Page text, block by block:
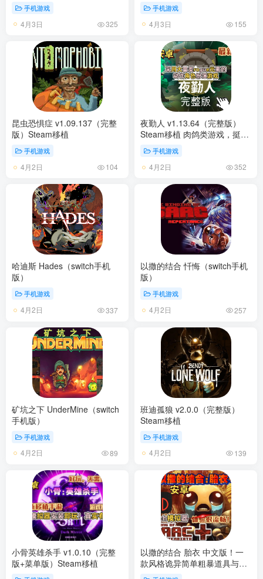
手机游戏
4月3日 325
手机游戏
4月3日 155
昆虫恐惧症 v1.09.137（完整
版）Steam移植
手机游戏
4月2日 104
夜勤人 v1.13.64（完整版）
Steam移植 肉鸽类游戏，挺好
玩的~手机游戏
4月2日 352
哈迪斯 Hades（switch手机
版）
手机游戏
4月2日 337
以撒的结合 忏悔（switch手机
版）
手机游戏
4月2日 257
矿坑之下 UnderMine（switch
手机版）
手机游戏
4月2日 89
班迪孤狼 v2.0.0（完整版）
Steam移植
手机游戏
4月2日 139
小骨英雄杀手 v1.0.10（完整
版+菜单版）Steam移植
以撒的结合 胎衣 中文版！一
款风格诡异简单粗暴道具与地
图多变的小型游戏!